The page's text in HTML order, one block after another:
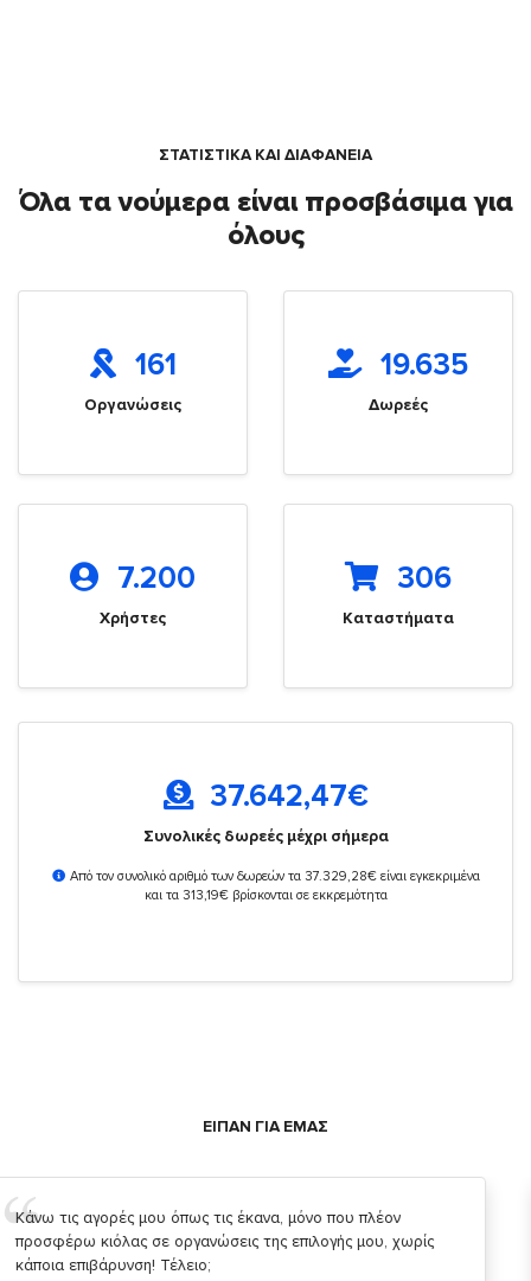
ΣΤΑΤΙΣΤΙΚΑ ΚΑΙ ΔΙΑΦΑΝΕΙΑ
Όλα τα νούμερα είναι προσβάσιμα για
όλους
161
Οργανώσεις
19.635
Δωρεές
7.200
Χρήστες
306
Καταστήματα
37.642,47€
Συνολικές δωρεές μέχρι σήμερα
Από τον συνολικό αριθμό των δωρεών τα 37.329,28€ είναι εγκεκριμένα
και τα 313,19€ βρίσκονται σε εκκρεμότητα
ΕΙΠΑΝ ΓΙΑ ΕΜΑΣ
Σας ευχαριστώ που μας δίνετε την δυνατότητα να κάνουμε
κάτι!